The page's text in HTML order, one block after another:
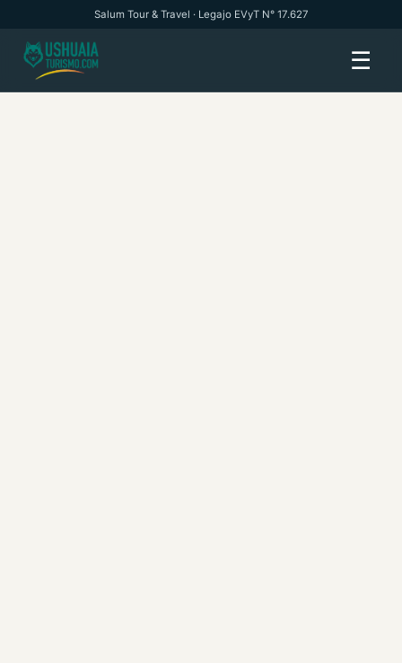
Salum Tour & Travel · Legajo EVyT N° 17.627
☰